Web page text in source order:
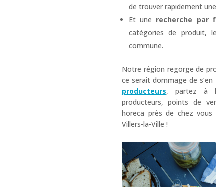
de trouver rapidement
Et une recherche par
catégories de produit,
commune.
Notre région regorge de
ce serait dommage de s’en
producteurs, partez à
producteurs, points de
horeca près de chez
Villers-la-Ville !